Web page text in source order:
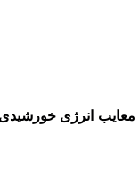
معایب انرژی خورشیدی